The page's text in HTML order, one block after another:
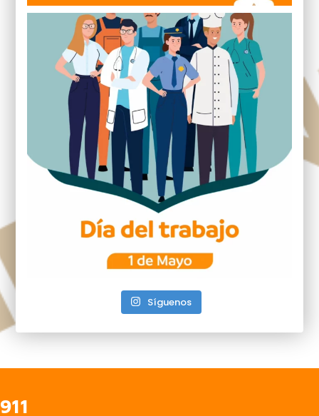
Síguenos
911